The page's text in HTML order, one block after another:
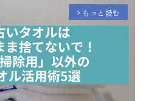
arrow_forward_ios もっと読む